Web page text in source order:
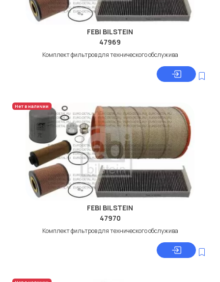
FEBI BILSTEIN
47969
Комплект фильтров для технического обслужива
Нет в наличии
FEBI BILSTEIN
47970
Комплект фильтров для технического обслужива